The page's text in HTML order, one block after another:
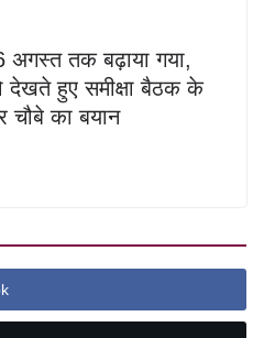
अगस्त तक बढ़ाया गया,
देखते हुए समीक्षा बैठक के
चौबे का बयान